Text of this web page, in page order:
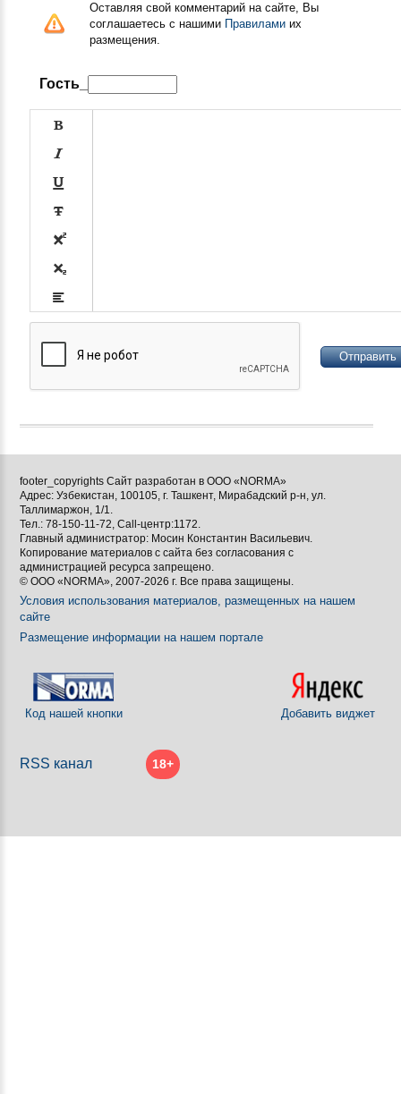
Оставляя свой комментарий на сайте, Вы
соглашаетесь с нашими Правилами их
размещения.
Гость_










[BBCODE]
footer_copyrights Сайт разработан в ООО «NORMA»
Адрес: Узбекистан, 100105, г. Ташкент, Мирабадский р-н, ул.
Таллимаржон, 1/1.
Тел.: 78-150-11-72, Call-центр:1172.
Главный администратор: Мосин Константин Васильевич.
Копирование материалов с сайта без согласования с
администрацией ресурса запрещено.
© ООО «NORMA», 2007-2026 г. Все права защищены.
Условия использования материалов, размещенных на нашем
сайте
Размещение информации на нашем портале
Код нашей кнопки Добавить виджет
RSS канал 18+